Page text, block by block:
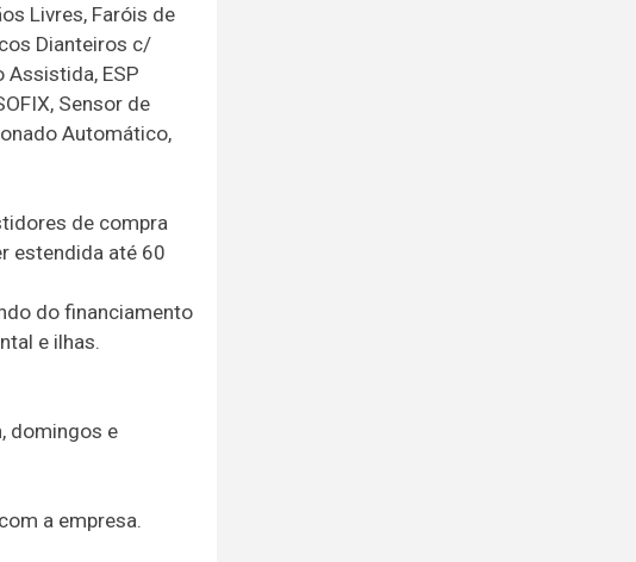
Livres, Faróis de
Dianteiros c/
Assistida, ESP
Sensor de
Automático,
de compra
estendida até 60
do financiamento
e ilhas.
domingos e
a empresa.